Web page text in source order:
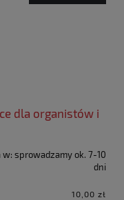
dla organistów i
w: sprowadzamy ok. 7-10
dni
10,00 zł